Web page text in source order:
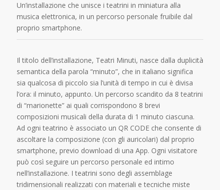
Un’installazione che unisce i teatrini in miniatura alla
musica elettronica, in un percorso personale fruibile dal
proprio smartphone.
Il titolo dell’installazione, Teatri Minuti, nasce dalla duplicità
semantica della parola “minuto”, che in italiano significa
sia qualcosa di piccolo sia l’unità di tempo in cui è divisa
l’ora: il minuto, appunto. Un percorso scandito da 8 teatrini
di “marionette” ai quali corrispondono 8 brevi
composizioni musicali della durata di 1 minuto ciascuna.
Ad ogni teatrino è associato un QR CODE che consente di
ascoltare la composizione (con gli auricolari) dal proprio
smartphone, previo download di una App. Ogni visitatore
può così seguire un percorso personale ed intimo
nell’installazione. I teatrini sono degli assemblage
tridimensionali realizzati con materiali e tecniche miste